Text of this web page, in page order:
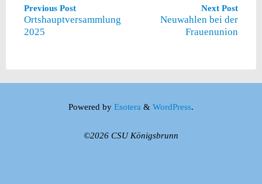
Previous Post
Ortshauptversammlung
2025
Next Post
Neuwahlen bei der
Frauenunion
Powered by Esotera & WordPress.
©2026 CSU Königsbrunn